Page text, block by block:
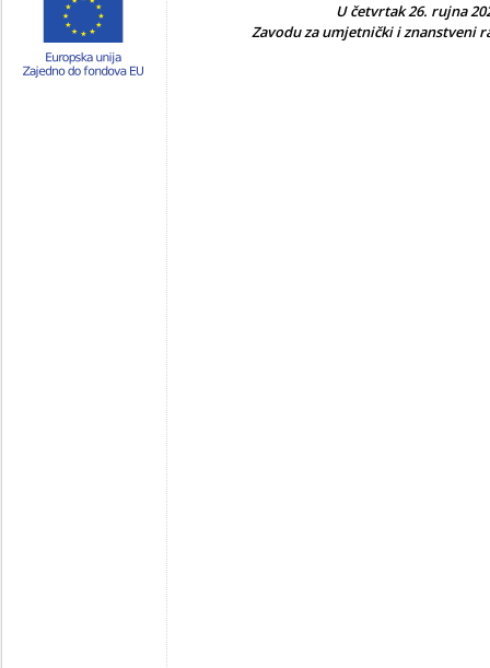
U četvrtak 26. rujna
Zavodu za umjetnički i znanstveni